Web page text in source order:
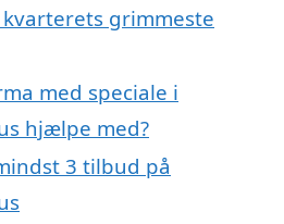
grimmeste
med speciale i
hjælpe med?
3 tilbud på